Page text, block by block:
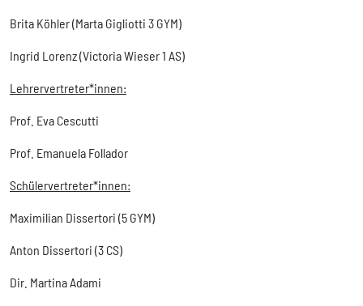
Brita Köhler (Marta Gigliotti 3 GYM)
Ingrid Lorenz (Victoria Wieser 1 AS)
Lehrervertreter*innen:
Prof. Eva Cescutti
Prof. Emanuela Follador
Schülervertreter*innen:
Maximilian Dissertori (5 GYM)
Anton Dissertori (3 CS)
Dir. Martina Adami